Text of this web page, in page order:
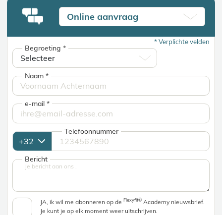
Online aanvraag
*Verplichte velden
Begroeting*
Naam*
e-mail*
Telefoonnummer
Bericht
JA, ik wil me abonneren op deFlexyfit© Academy nieuwsbrief.
Je kunt je op elk moment weer uitschrijven.